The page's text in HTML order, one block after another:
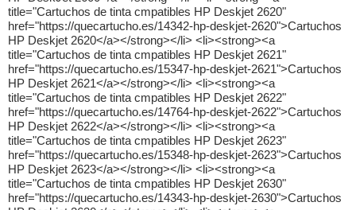
title="Cartuchos de tinta cmpatibles HP Deskjet 2620"
href="https://quecartucho.es/14342-hp-deskjet-2620">Cartuchos
HP Deskjet 2620</a></strong></li> <li><strong><a
title="Cartuchos de tinta cmpatibles HP Deskjet 2621"
href="https://quecartucho.es/15347-hp-deskjet-2621">Cartuchos
HP Deskjet 2621</a></strong></li> <li><strong><a
title="Cartuchos de tinta cmpatibles HP Deskjet 2622"
href="https://quecartucho.es/14764-hp-deskjet-2622">Cartuchos
HP Deskjet 2622</a></strong></li> <li><strong><a
title="Cartuchos de tinta cmpatibles HP Deskjet 2623"
href="https://quecartucho.es/15348-hp-deskjet-2623">Cartuchos
HP Deskjet 2623</a></strong></li> <li><strong><a
title="Cartuchos de tinta cmpatibles HP Deskjet 2630"
href="https://quecartucho.es/14343-hp-deskjet-2630">Cartuchos